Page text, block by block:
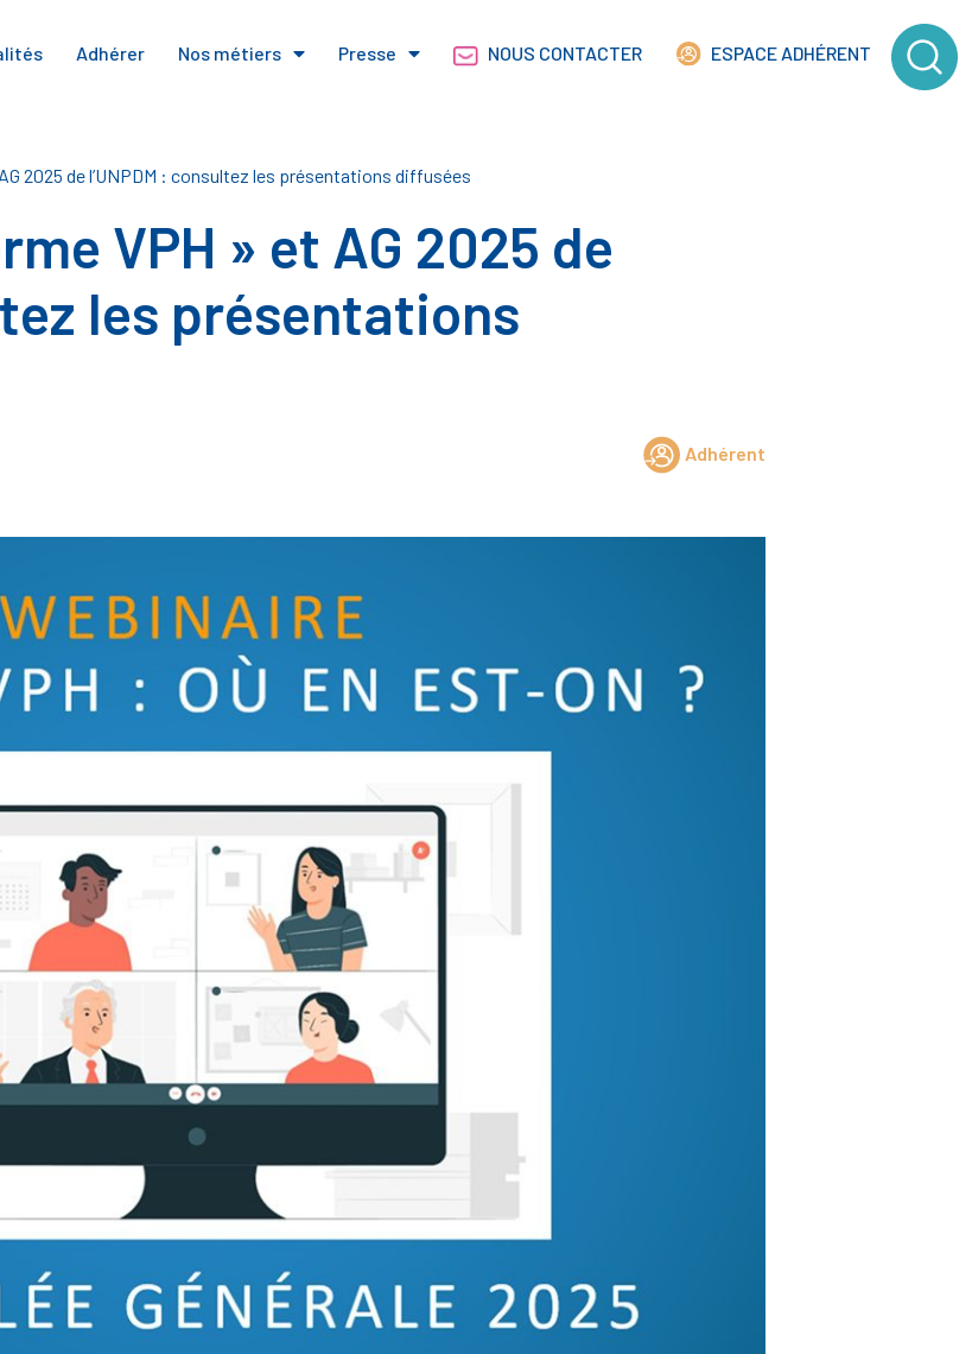
Adhérer Nos métiers Presse NOUS CONTACTER ESPACE ADHÉRENT
2025 de l’UNPDM : consultez les présentations diffusées
VPH » et AG 2025 de
les présentations
Adhérent